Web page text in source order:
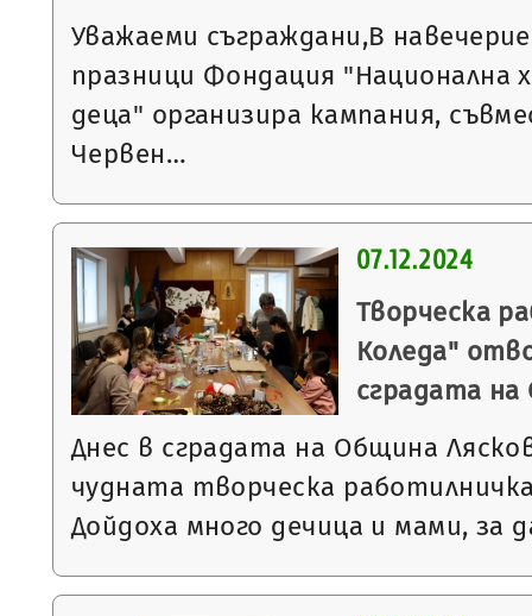
Уважаеми съграждани,В
празници Фондация "Национална
деца" организира кампания,
Червен…
07.12.2024
Творческа
Коледа"
сградата
Днес в сградата на Община
чудната творческа
Дойдоха много дечица и мами, за